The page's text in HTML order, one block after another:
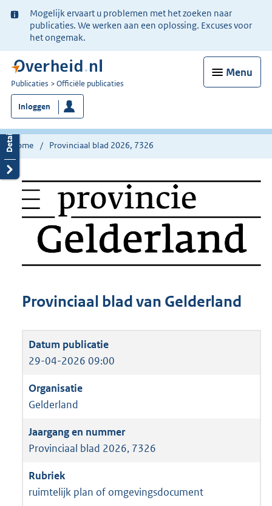
Ter
informatie:
Mogelijk ervaart u problemen met het zoeken naar
publicaties. We werken aan een oplossing. Excuses voor
het ongemak.
Menu
U
bent
nu
hier:
Publicaties Officiële publicaties
Inloggen
Home Provinciaal blad 2026, 7326
Provinciaal blad van Gelderland
29-04-2026 09:00
Gelderland
Provinciaal blad 2026, 7326
ruimtelijk plan of omgevingsdocument